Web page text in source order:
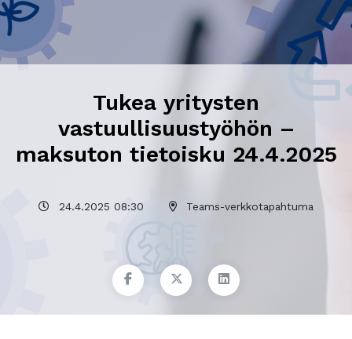
Tukea yritysten
vastuullisuustyöhön –
maksuton tietoisku 24.4.2025
24.4.2025 08:30 Teams-verkkotapahtuma